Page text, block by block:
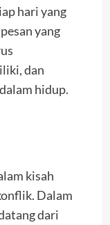
hari yang
yang
dan
hidup.
kisah
Dalam
dari